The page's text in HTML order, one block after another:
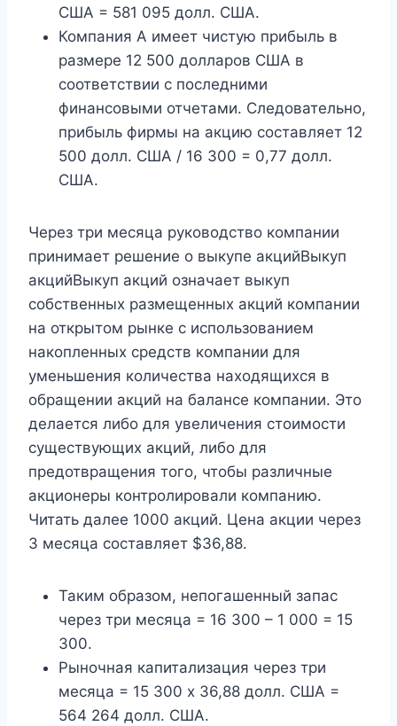
США = 581 095 долл. США.
Компания А имеет чистую прибыль в
размере 12 500 долларов США в
соответствии с последними
финансовыми отчетами. Следовательно,
прибыль фирмы на акцию составляет 12
500 долл. США / 16 300 = 0,77 долл.
США.
Через три месяца руководство компании
принимает решение о выкупе акцийВыкуп
акцийВыкуп акций означает выкуп
собственных размещенных акций компании
на открытом рынке с использованием
накопленных средств компании для
уменьшения количества находящихся в
обращении акций на балансе компании. Это
делается либо для увеличения стоимости
существующих акций, либо для
предотвращения того, чтобы различные
акционеры контролировали компанию.
Читать далее 1000 акций. Цена акции через
3 месяца составляет $36,88.
Таким образом, непогашенный запас
через три месяца = 16 300 – 1 000 = 15
300.
Рыночная капитализация через три
месяца = 15 300 х 36,88 долл. США =
564 264 долл. США.